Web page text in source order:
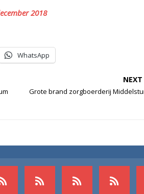
2018
WhatsApp
NEXT
Grote brand zorgboerderij